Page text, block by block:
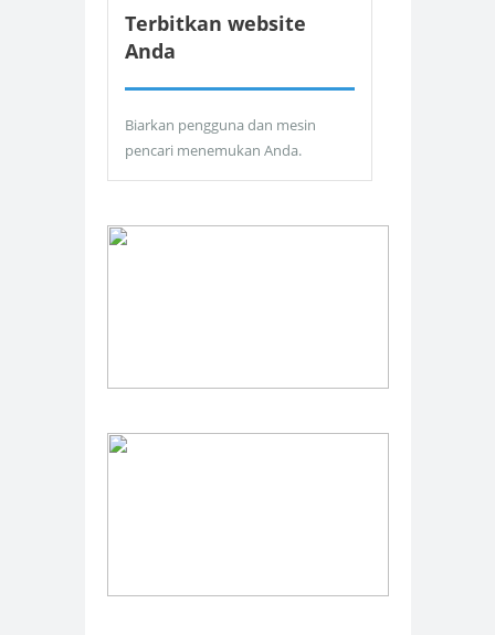
Terbitkan website
Anda
Biarkan pengguna dan mesin
pencari menemukan Anda.